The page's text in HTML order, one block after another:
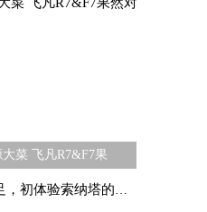
菜 飞凡R7&F7果
体验索纳塔的强动力